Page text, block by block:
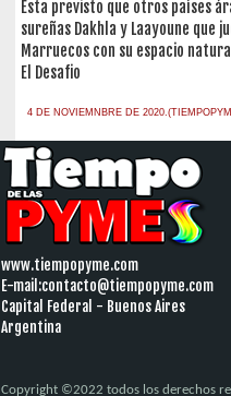
Esta previsto que otros países
sureñas Dakhla y Laayoune que
Marruecos con su espacio
El Desafio
4 DE NOVIEMNBRE DE
www.tiempopyme.com
E-mail:contacto@tiempopyme.com
Capital Federal - Buenos Aires
Argentina
Copyright ©2022 todos los derechos